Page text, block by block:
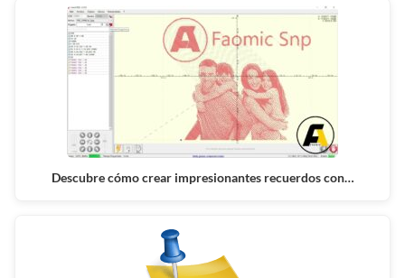
Descubre cómo crear impresionantes recuerdos con…